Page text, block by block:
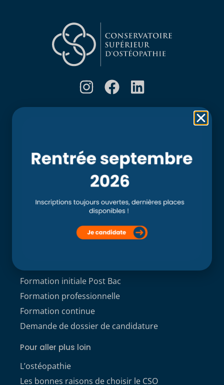
Rubriques
Recherche
Clinique ostéopathique interne du CSO Paris
Service aux étudiants
ACCÈS ÉTUDIANT
Formation initiale Post Bac
Formation professionnelle
Formation continue
Demande de dossier de candidature
Pour aller plus loin
L’ostéopathie
Les bonnes raisons de choisir le CSO